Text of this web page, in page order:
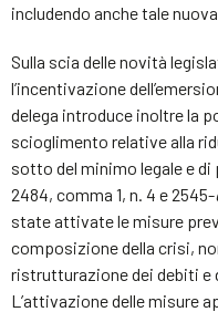
includendo anche tale
Sulla scia delle novità
l’incentivazione
delega introduce inoltre la
scioglimento relative alla
sotto del minimo legale e
2484, comma 1, n. 4 e 2545-
state attivate le misure
composizione della crisi,
ristrutturazione dei debiti e
L’attivazione delle misure